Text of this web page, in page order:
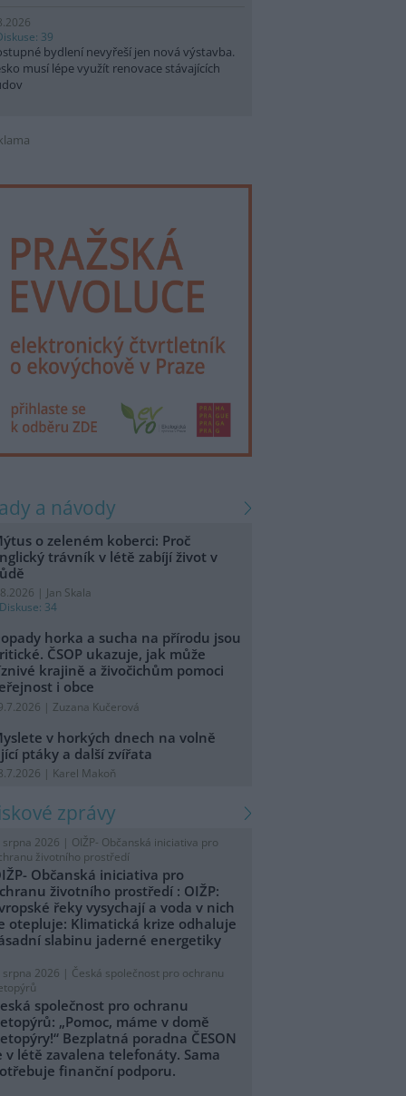
39
bydlení nevyřeší jen nová výstavba.
musí lépe využít renovace stávajících
a návody
o zeleném koberci: Proč
trávník v létě zabíjí život v
| Jan Skala
Diskuse: 34
horka a sucha na přírodu jsou
ČSOP ukazuje, jak může
krajině a živočichům pomoci
i obce
| Zuzana Kučerová
v horkých dnech na volně
ptáky a další zvířata
| Karel Makoň
zprávy
srpna 2026 | OIŽP- Občanská iniciativa pro
životního prostředí
Občanská iniciativa pro
životního prostředí : OIŽP:
řeky vysychají a voda v nich
otepluje: Klimatická krize odhaluje
slabinu jaderné energetiky
srpna 2026 | Česká společnost pro ochranu
společnost pro ochranu
„Pomoc, máme v domě
Bezplatná poradna ČESON
v létě zavalena telefonáty. Sama
finanční podporu.